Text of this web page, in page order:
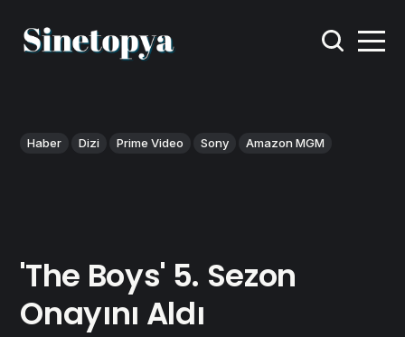
Haber Dizi Prime Video Sony Amazon MGM
'The Boys' 5. Sezon
Onayını Aldı